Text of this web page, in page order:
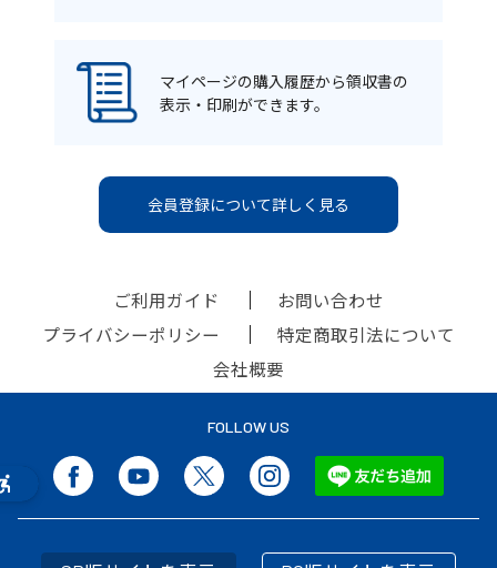
マイページの購入履歴から領収書の
表示・印刷ができます。
会員登録について詳しく見る
ご利用ガイド
お問い合わせ
プライバシーポリシー
特定商取引法について
会社概要
FOLLOW US